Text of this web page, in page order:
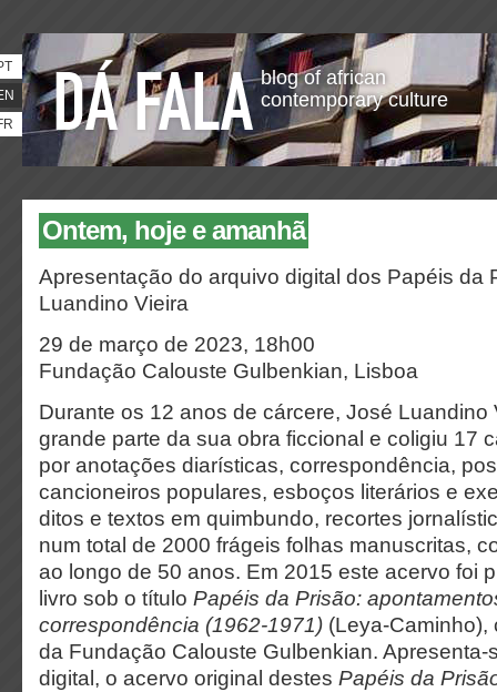
blog of african
contemporary culture
Ontem, hoje e amanhã
Apresentação do arquivo digital dos Papéis da
Luandino Vieira
29 de março de 2023, 18h00
Fundação Calouste Gulbenkian, Lisboa
Durante os 12 anos de cárcere, José Luandino
grande parte da sua obra ficcional e coligiu 17
por anotações diarísticas, correspondência,
cancioneiros populares, esboços literários e
ditos e textos em quimbundo, recortes
num total de 2000 frágeis folhas manuscritas,
ao longo de 50 anos. Em 2015 este acervo foi
livro sob o título Papéis da Prisão:
correspondência (1962-1971) (Leya-Caminho),
da Fundação Calouste Gulbenkian. Apresenta-
digital, o acervo original destes Papéis da